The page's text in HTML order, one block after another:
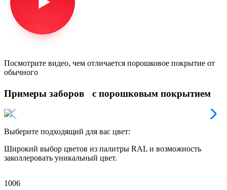
Посмотрите видео, чем отличается порошковое покрытие от
обычного
Примеры заборов с порошковым покрытием
Выберите подходящий для вас цвет:
Широкий выбор цветов из палитры RAL и возможность
заколлеровать уникальный цвет.
1006